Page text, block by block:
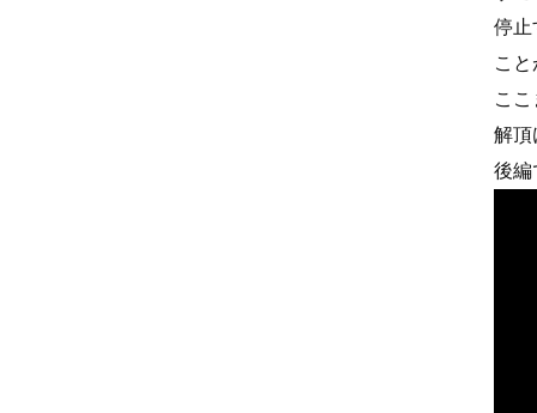
停止
こ
こ
解頂
後編